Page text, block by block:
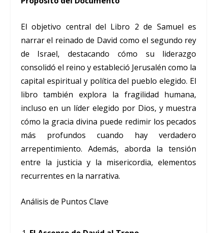
El objetivo central del Libro 2 de Samuel es
narrar el reinado de David como el segundo rey
de Israel, destacando cómo su liderazgo
consolidó el reino y estableció Jerusalén como la
capital espiritual y política del pueblo elegido. El
libro también explora la fragilidad humana,
incluso en un líder elegido por Dios, y muestra
cómo la gracia divina puede redimir los pecados
más profundos cuando hay verdadero
arrepentimiento. Además, aborda la tensión
entre la justicia y la misericordia, elementos
recurrentes en la narrativa.
Análisis de Puntos Clave